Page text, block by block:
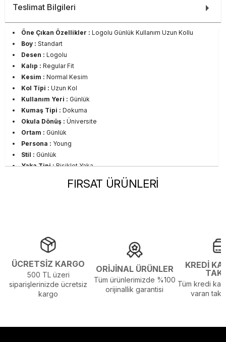
Teslimat Bilgileri
Öne Çıkan Özellikler : Logolu Günlük Kullanım Uzun Kollu
Boy : Standart
Desen : Logolu
Kalıp : Regular Fit
Kesim : Normal Kesim
Kol Tipi : Uzun Kol
Kullanım Yeri : Günlük
Kumaş Tipi : Dokuma
Okula Dönüş : Üniversite
Ortam : Günlük
Persona : Young
Stil : Günlük
Yaka Tipi :Bisiklet Yaka
Yetişkin
FIRSAT ÜRÜNLERİ
ÜCRETSİZ KARGO
500 TL üzeri
siparişlerinizde ücretsiz
kargo
ORİJİNAL ÜRÜNLER
Tüm ürünlerimizde %100
orijinallik garantisi
KREDİ
Tüm kredi
varan